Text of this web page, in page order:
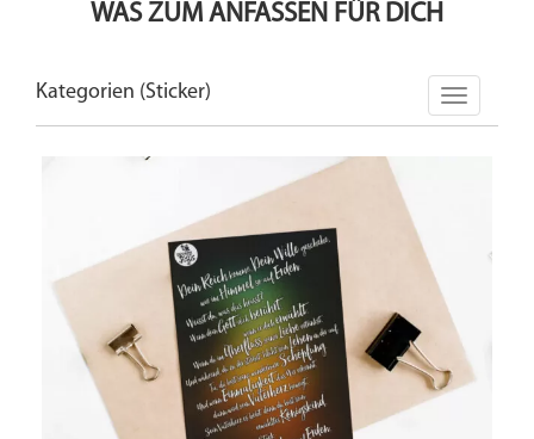
WAS ZUM ANFASSEN FÜR DICH
Kategorien (Sticker)